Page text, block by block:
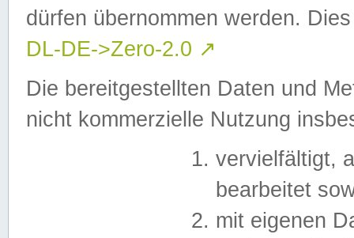
dürfen übernommen werden.
DL-DE->Zero-2.0 ↗
Die bereitgestellten Daten und
nicht kommerzielle Nutzung
vervielfältigt,
bearbeitet
mit eigenen